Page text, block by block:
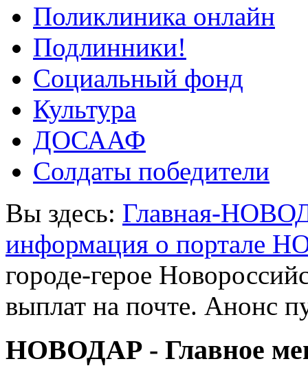
Поликлиника онлайн
Подлинники!
Социальный фонд
Культура
ДОСААФ
Солдаты победители
Вы здесь: Главная-
информация о портале
городе-герое
выплат на почте. Анонс
НОВОДАР - Главное